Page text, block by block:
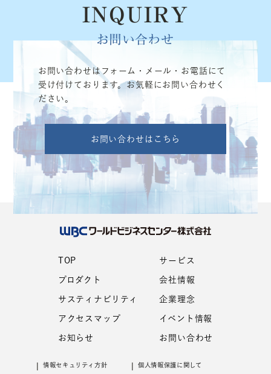
INQUIRY
お問い合わせ
お問い合わせはフォーム・メール・お電話にて
受け付けております。お気軽にお問い合わせく
ださい。
お問い合わせはこちら
TOP サービス
プロダクト 会社情報
サスティナビリティ 企業理念
アクセスマップ イベント情報
お知らせ お問い合わせ
情報セキュリティ⽅針 個⼈情報保護に関して